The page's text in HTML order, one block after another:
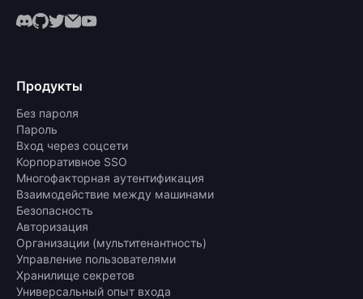
Продукты
Без пароля
Пароль
Вход через соцсети
Корпоративное SSO
Многофакторная аутентификация
Взаимодействие между машинами
Безопасность
Авторизация
Организации (мультитенантность)
Управление пользователями
Хранилище секретов
Универсальный опыт входа